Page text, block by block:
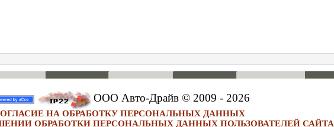
ООО Авто-Драйв © 2009 - 2026
НА ОБРАБОТКУ ПЕРСОНАЛЬНЫХ ДАННЫХ
ОБРАБОТКИ ПЕРСОНАЛЬНЫХ ДАННЫХ ПОЛЬЗОВАТЕЛЕЙ САЙТА